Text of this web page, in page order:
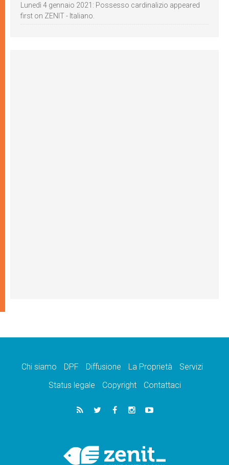
Lunedì 4 gennaio 2021: Possesso cardinalizio appeared
first on ZENIT - Italiano.
Chi siamo DPF Diffusione La Proprietà
Servizi
Status legale
Copyright Contattaci